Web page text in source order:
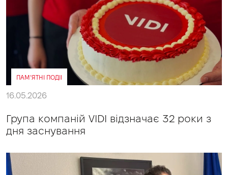
ПАМ’ЯТНІ ПОДІІ
16.05.2026
Група компаній VIDI відзначає 32 роки з
дня заснування